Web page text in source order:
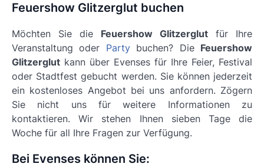
Feuershow Glitzerglut buchen
Möchten Sie die Feuershow Glitzerglut für Ihre
Veranstaltung oder Partybuchen? Die Feuershow
Glitzerglut kann über Evenses für Ihre Feier, Festival
oder Stadtfest gebucht werden. Sie können jederzeit
ein kostenloses Angebot bei uns anfordern. Zögern
Sie nicht uns für weitere Informationen zu
kontaktieren. Wir stehen Ihnen sieben Tage die
Woche für all Ihre Fragen zur Verfügung.
Bei Evenses können Sie: